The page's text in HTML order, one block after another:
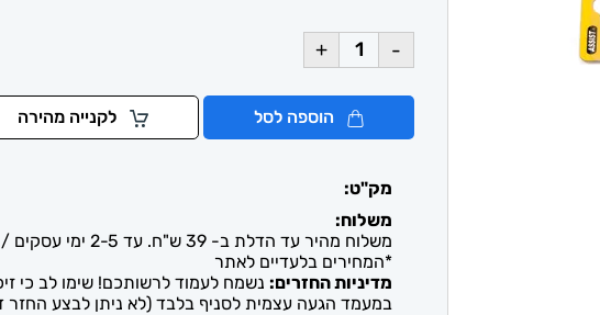
-
+
הוספה לסל לקנייה מהירה
מק"ט:
משלוח:
משלוח מהיר עד הדלת ב- 39 ש"ח. עד 2-5 ימי עסקים / איסוף חינם מבית העסק
*המחירים בלעדיים לאתר
מדיניות החזרים: נשמח לעמוד לרשותכם! שימו לב כי
במעמד הגעה עצמית לסניף בלבד (לא ניתן לבצע החזר